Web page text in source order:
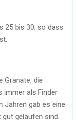
25 bis 30, so dass
Granate, die
immer als Finder
Jahren gab es eine
gut gelaufen sind.